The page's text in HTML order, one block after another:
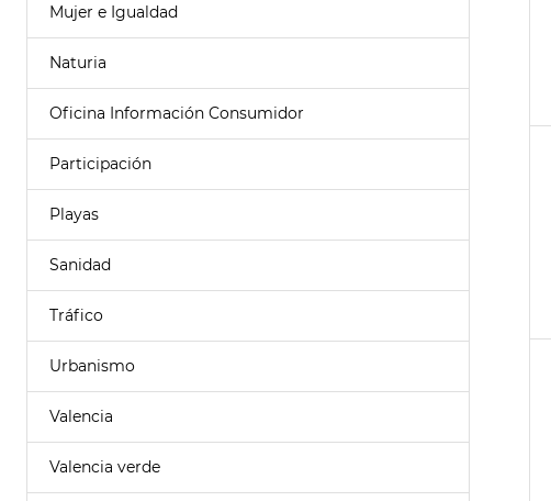
Mujer e Igualdad
Naturia
Oficina Información Consumidor
Participación
Playas
Sanidad
Tráfico
Urbanismo
Valencia
Valencia verde